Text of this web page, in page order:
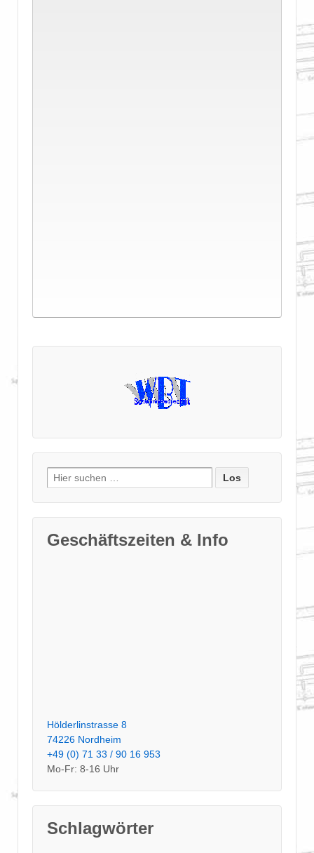
Suche
nach:
Geschäftszeiten & Info
Hölderlinstrasse 8
74226 Nordheim
+49 (0) 71 33 / 90 16 953
Mo-Fr: 8-16 Uhr
Schlagwörter